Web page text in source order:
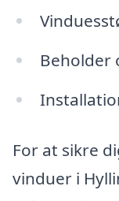
Beholder
For at sikre
vinduer i